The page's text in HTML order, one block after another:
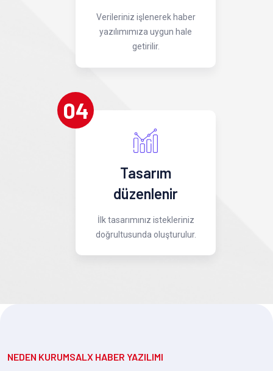
Verileriniz işlenerek haber
yazılımımıza uygun hale
getirilir.
04
Tasarım
düzenlenir
İlk tasarımınız istekleriniz
doğrultusunda oluşturulur.
NEDEN KURUMSALX HABER YAZILIMI